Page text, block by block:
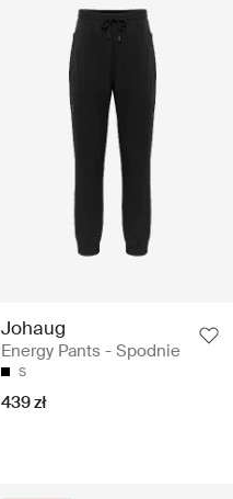
Johaug
Energy Pants - Spodnie
S
439 zł